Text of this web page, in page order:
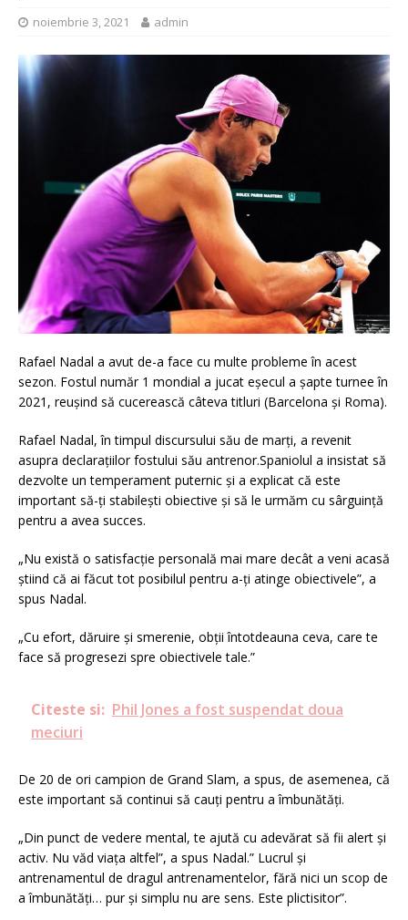
noiembrie 3, 2021 admin
Rafael Nadal a avut de-a face cu multe probleme în acest
sezon. Fostul număr 1 mondial a jucat eșecul a șapte turnee în
2021, reușind să cucerească câteva titluri (Barcelona și Roma).
Rafael Nadal, în timpul discursului său de marți, a revenit
asupra declarațiilor fostului său antrenor.Spaniolul a insistat să
dezvolte un temperament puternic și a explicat că este
important să-ți stabilești obiective și să le urmăm cu sârguință
pentru a avea succes.
„Nu există o satisfacție personală mai mare decât a veni acasă
știind că ai făcut tot posibilul pentru a-ți atinge obiectivele”, a
spus Nadal.
„Cu efort, dăruire și smerenie, obții întotdeauna ceva, care te
face să progresezi spre obiectivele tale.”
Citeste si: Phil Jones a fost suspendat doua
meciuri
De 20 de ori campion de Grand Slam, a spus, de asemenea, că
este important să continui să cauți pentru a îmbunătăți.
„Din punct de vedere mental, te ajută cu adevărat să fii alert și
activ. Nu văd viața altfel”, a spus Nadal.” Lucrul și
antrenamentul de dragul antrenamentelor, fără nici un scop de
a îmbunătăți… pur și simplu nu are sens. Este plictisitor”.